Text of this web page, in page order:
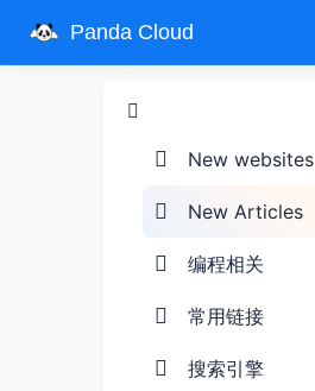
Panda Cloud
New websites
New Articles
编程相关
常用链接
搜索引擎